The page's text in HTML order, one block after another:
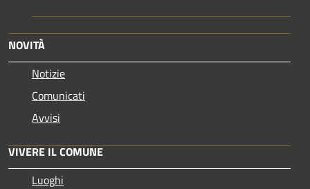
NOVITÀ
Notizie
Comunicati
Avvisi
VIVERE IL COMUNE
Luoghi